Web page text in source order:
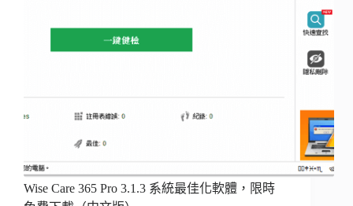
Wise Care 365 Pro 3.1.3 系統最佳化軟體，限時